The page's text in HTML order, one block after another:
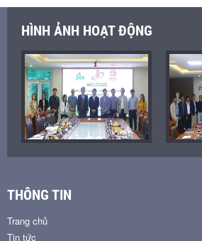
HÌNH ẢNH HOẠT ĐỘNG
THÔNG TIN
Trang chủ
Tin tức